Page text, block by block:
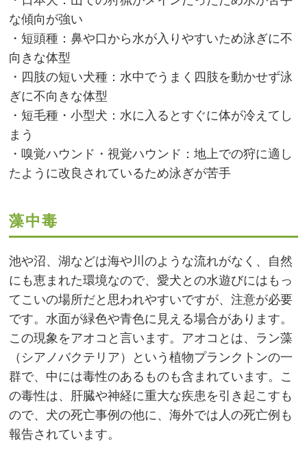
な傾向が強い
・短頭種：鼻や口から水が入りやすいため泳ぎに不
向きな体型
・四肢の短い犬種：水中でうまく四肢を動かせず泳
ぎに不向きな体型
・短毛種・小型犬：水に入るとすぐに体が冷えてし
まう
・嗅覚ハウンド・視覚ハウンド：地上での狩に適し
たように改良されているため泳ぎが苦手
藻中毒
池や沼、湖などは海や川のような流れがなく、自然
にも恵まれた環境なので、愛犬との水遊びにはもっ
てこいの場所だと思われやすいですが、注意が必要
です。水面が緑色や青色に見える場合があります。
この現象をアオコと言います。アオコとは、ラン藻
（シアノバクテリア）という植物プランクトンの一
群で、中には毒性のあるものも含まれています。こ
の毒性は、肝臓や神経に重大な疾患を引き起こすも
ので、犬の死亡事例の他に、海外では人の死亡例も
報告されています。